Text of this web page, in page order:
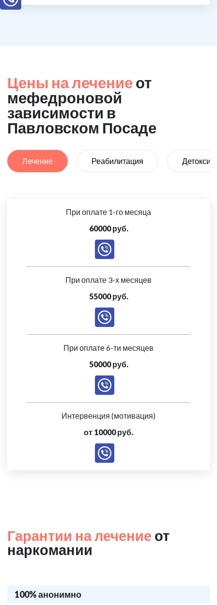
Цены на лечение от
мефедроновой
зависимости в
Павловском Посаде
Лечение Реабилитация
При оплате 1-го месяца
60000 руб.
При оплате 3-х месяцев
55000 руб.
При оплате 6-ти месяцев
50000 руб.
Интервенция (мотивация)
от 10000 руб.
Гарантии на лечение от
наркомании
100% анонимно